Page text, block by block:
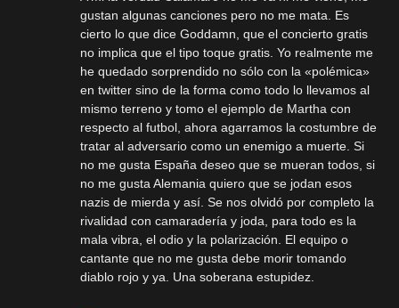
gustan algunas canciones pero no me mata. Es
cierto lo que dice Goddamn, que el concierto gratis
no implica que el tipo toque gratis. Yo realmente me
he quedado sorprendido no sólo con la «polémica»
en twitter sino de la forma como todo lo llevamos al
mismo terreno y tomo el ejemplo de Martha con
respecto al futbol, ahora agarramos la costumbre de
tratar al adversario como un enemigo a muerte. Si
no me gusta España deseo que se mueran todos, si
no me gusta Alemania quiero que se jodan esos
nazis de mierda y así. Se nos olvidó por completo la
rivalidad con camaradería y joda, para todo es la
mala vibra, el odio y la polarización. El equipo o
cantante que no me gusta debe morir tomando
diablo rojo y ya. Una soberana estupidez.